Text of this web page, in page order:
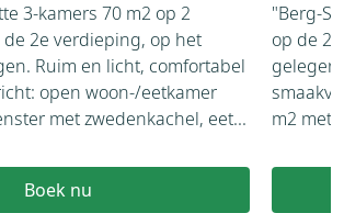
3-kamers 70 m2 op 2
2e verdieping, op het
Ruim en licht, comfortabel
open woon-/eetkamer
met zwedenkachel, eet...
Boek nu
"Berg-
op de
m2 met